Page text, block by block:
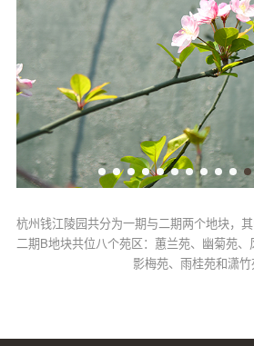
杭州钱江陵园共分为一期与二期两个地块，
二期B地块共位八个苑区：蕙兰苑、幽菊苑、
影梅苑、雨桂苑和潇竹